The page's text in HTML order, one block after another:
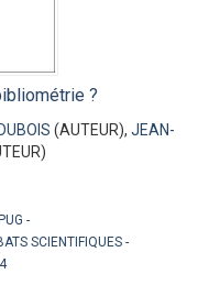
?
(AUTEUR), JEAN-
SCIENTIFIQUES